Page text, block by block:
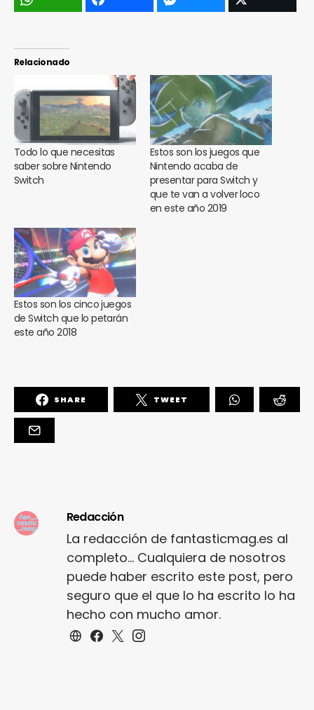
Relacionado
Todo lo que necesitas
saber sobre Nintendo
Switch
Estos son los juegos que
Nintendo acaba de
presentar para Switch y
que te van a volver loco
en este año 2019
Estos son los cinco juegos
de Switch que lo petarán
este año 2018
SHARE TWEET
Redacción
La redacción de fantasticmag.es al
completo... Cualquiera de nosotros
puede haber escrito este post, pero
seguro que el que lo ha escrito lo ha
hecho con mucho amor.